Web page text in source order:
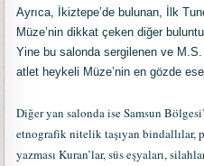
Ayrıca, İkiztepe’de bulunan, İlk
Müze’nin dikkat çeken diğer
Yine bu salonda sergilenen ve
atlet heykeli Müze’nin en gözde
Diğer yan salonda ise Samsun
etnografik nitelik taşıyan bindallılar,
yazması Kuran’lar, süs eşyaları,